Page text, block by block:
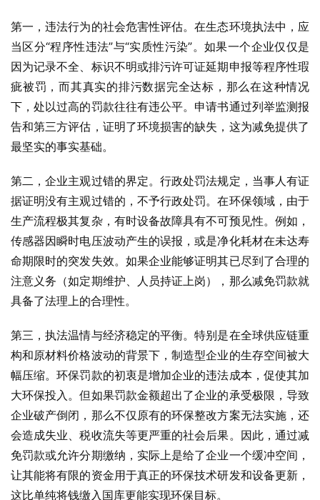
第一，违法行为的社会危害性评估。在生态环境执法中，应
当区分“程序性违法”与“实质性污染”。如果一个企业仅仅是
因为记录不全、标识不明或排污许可证延期申报等程序性瑕
疵被罚，而其真实的排污数据完全达标，那么在这种情况
下，处以过高的罚款往往有违公平。申请书通过列举监测报
告和第三方评估，证明了环境损害的缺失，这为减免提供了
最坚实的事实基础。
第二，企业主观过错的界定。行政处罚法规定，当事人有证
据证明没有主观过错的，不予行政处罚。在环保领域，由于
生产流程极其复杂，有时设备故障具有不可预见性。例如，
传感器因瞬时电压波动产生的误报，或是净化耗材在未达寿
命期限时的突发失效。如果企业能够证明其已尽到了合理的
注意义务（如定期维护、人员持证上岗），那么减免罚款就
具备了法理上的合理性。
第三，执法温情与经济稳定的平衡。特别是在全球供应链重
构和原材料价格波动的背景下，制造型企业的生存空间被大
幅压缩。环保罚款的初衷是增加企业的违法成本，促使其加
大环保投入。但如果罚款金额超出了企业的承受极限，导致
企业破产倒闭，那么不仅原有的环保整改方案无法实施，还
会造成失业、税收流失等更严重的社会后果。因此，通过减
免罚款或允许分期缴纳，实际上是给了企业一个缓冲空间，
让其能将有限的资金用于真正的环保技术研发和设备更新，
这比单纯将钱缴入国库更能实现环保目标。